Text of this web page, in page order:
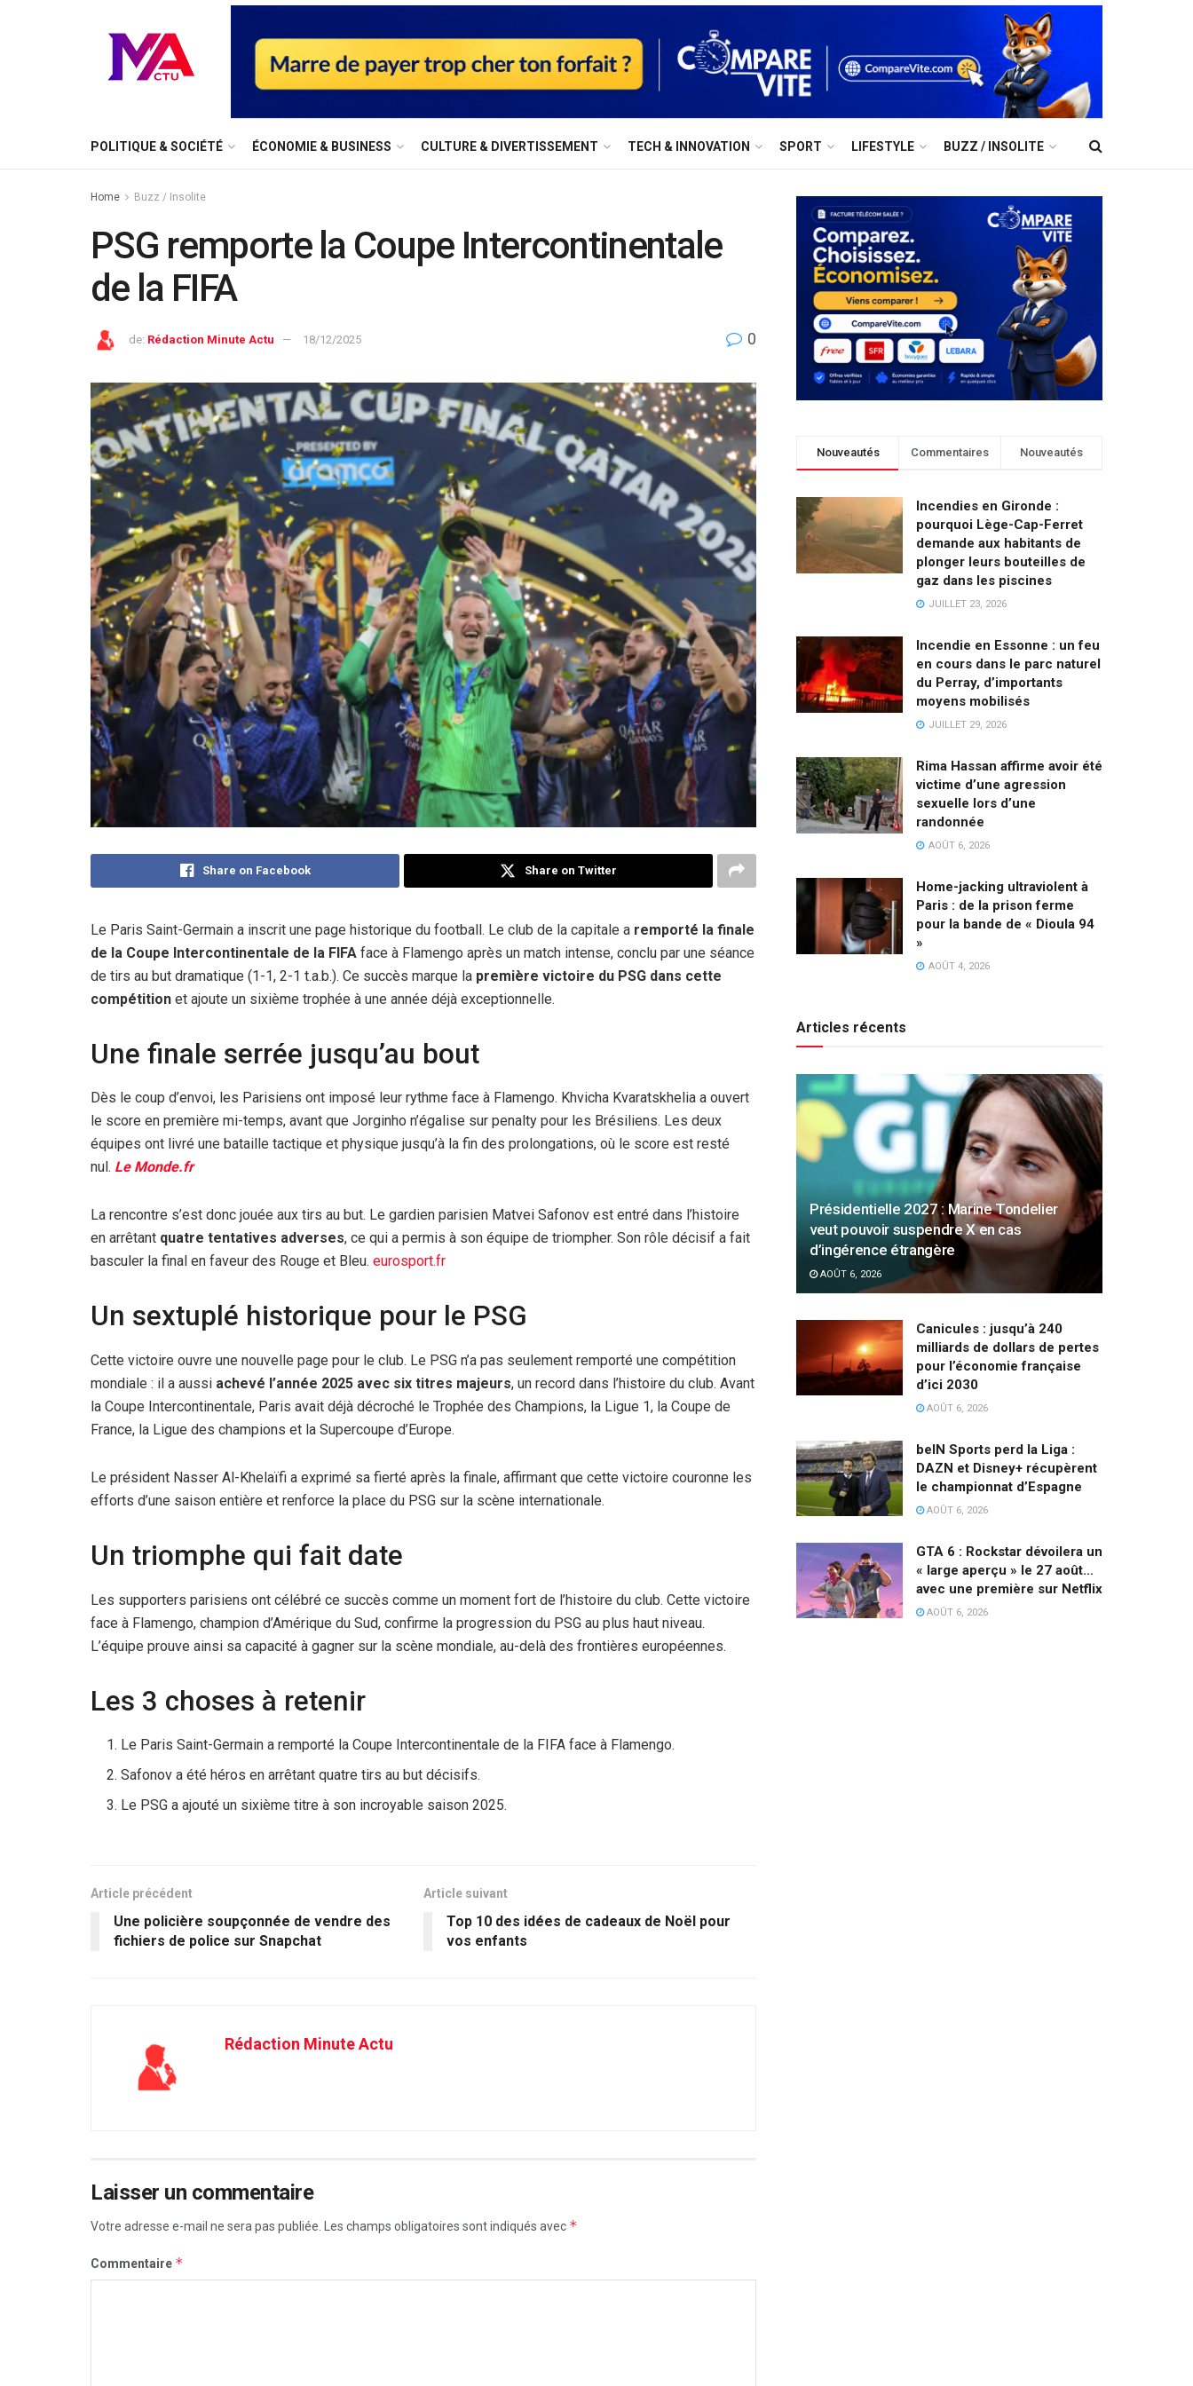
⁠POLITIQUE & SOCIÉTÉ ÉCONOMIE & BUSINESS ⁠CULTURE & DIVERTISSEMENT ⁠TECH & INNOVATION SPORT LIFESTYLE BUZZ / INSOLITE
Home Buzz / Insolite
PSG remporte la Coupe Intercontinentale
de la FIFA
de: Rédaction Minute Actu 18/12/2025 0
Share on Facebook Share on Twitter
Le Paris Saint-Germain a inscrit une page historique du football. Le club de la capitale a remporté la finale
de la Coupe Intercontinentale de la FIFA face à Flamengo après un match intense, conclu par une séance
de tirs au but dramatique (1-1, 2-1 t.a.b.). Ce succès marque la première victoire du PSG dans cette
compétition et ajoute un sixième trophée à une année déjà exceptionnelle.
Une finale serrée jusqu’au bout
Dès le coup d’envoi, les Parisiens ont imposé leur rythme face à Flamengo. Khvicha Kvaratskhelia a ouvert
le score en première mi-temps, avant que Jorginho n’égalise sur penalty pour les Brésiliens. Les deux
équipes ont livré une bataille tactique et physique jusqu’à la fin des prolongations, où le score est resté
nul. Le Monde.fr
La rencontre s’est donc jouée aux tirs au but. Le gardien parisien Matvei Safonov est entré dans l’histoire
en arrêtant quatre tentatives adverses, ce qui a permis à son équipe de triompher. Son rôle décisif a fait
basculer la final en faveur des Rouge et Bleu. eurosport.fr
Un sextuplé historique pour le PSG
Cette victoire ouvre une nouvelle page pour le club. Le PSG n’a pas seulement remporté une compétition
mondiale : il a aussi achevé l’année 2025 avec six titres majeurs, un record dans l’histoire du club. Avant
la Coupe Intercontinentale, Paris avait déjà décroché le Trophée des Champions, la Ligue 1, la Coupe de
France, la Ligue des champions et la Supercoupe d’Europe.
Le président Nasser Al-Khelaïfi a exprimé sa fierté après la finale, affirmant que cette victoire couronne les
efforts d’une saison entière et renforce la place du PSG sur la scène internationale.
Un triomphe qui fait date
Les supporters parisiens ont célébré ce succès comme un moment fort de l’histoire du club. Cette victoire
face à Flamengo, champion d’Amérique du Sud, confirme la progression du PSG au plus haut niveau.
L’équipe prouve ainsi sa capacité à gagner sur la scène mondiale, au-delà des frontières européennes.
Les 3 choses à retenir
Le Paris Saint-Germain a remporté la Coupe Intercontinentale de la FIFA face à Flamengo.
Safonov a été héros en arrêtant quatre tirs au but décisifs.
Le PSG a ajouté un sixième titre à son incroyable saison 2025.
Article précédent
Une policière soupçonnée de vendre des
fichiers de police sur Snapchat
Article suivant
Top 10 des idées de cadeaux de Noël pour
vos enfants
Rédaction Minute Actu
Laisser un commentaire
Votre adresse e-mail ne sera pas publiée. Les champs obligatoires sont indiqués avec *
Commentaire *
Nouveautés Commentaires Nouveautés
Incendies en Gironde :
pourquoi Lège-Cap-Ferret
demande aux habitants de
plonger leurs bouteilles de
gaz dans les piscines
JUILLET 23, 2026
Incendie en Essonne : un feu
en cours dans le parc naturel
du Perray, d’importants
moyens mobilisés
JUILLET 29, 2026
Rima Hassan affirme avoir été
victime d’une agression
sexuelle lors d’une
randonnée
AOÛT 6, 2026
Home-jacking ultraviolent à
Paris : de la prison ferme
pour la bande de « Dioula 94
»
AOÛT 4, 2026
Articles récents
Présidentielle 2027 : Marine Tondelier
veut pouvoir suspendre X en cas
d’ingérence étrangère
AOÛT 6, 2026
Canicules : jusqu’à 240
milliards de dollars de pertes
pour l’économie française
d’ici 2030
AOÛT 6, 2026
beIN Sports perd la Liga :
DAZN et Disney+ récupèrent
le championnat d’Espagne
AOÛT 6, 2026
GTA 6 : Rockstar dévoilera un
« large aperçu » le 27 août…
avec une première sur Netflix
AOÛT 6, 2026